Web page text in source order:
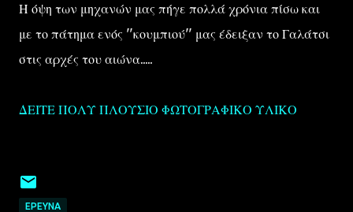
Η όψη των μηχανών μας πήγε πολλά χρόνια πίσω και
με το πάτημα ενός ''κουμπιού'' μας έδειξαν το Γαλάτσι
στις αρχές του αιώνα.....
ΔΕΙΤΕ ΠΟΛΥ ΠΛΟΥΣΙΟ ΦΩΤΟΓΡΑΦΙΚΟ ΥΛΙΚΟ
EΡΕΥΝΑ